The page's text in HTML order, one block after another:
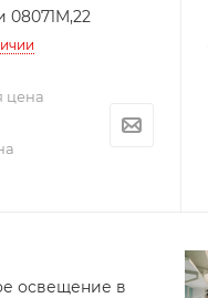
08071M,22
цена
освещение в